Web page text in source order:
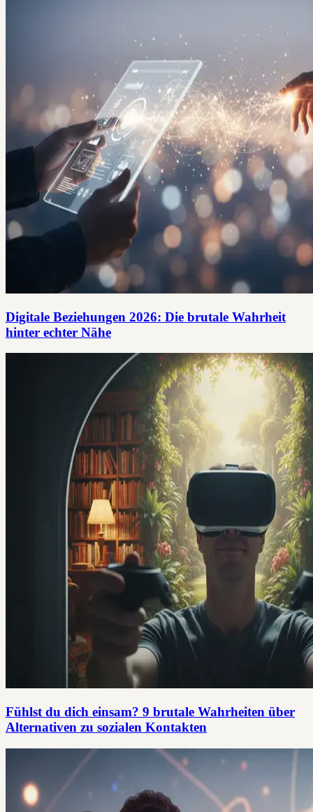
Digitale Beziehungen 2026: Die brutale Wahrheit
hinter echter Nähe
Fühlst du dich einsam? 9 brutale Wahrheiten über
Alternativen zu sozialen Kontakten